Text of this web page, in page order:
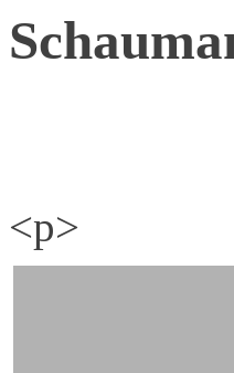
<p>